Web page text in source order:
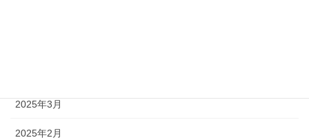
2025年3月
2025年2月